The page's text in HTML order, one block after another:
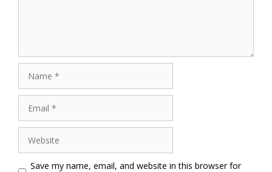
Save my name, email, and website in this browser for